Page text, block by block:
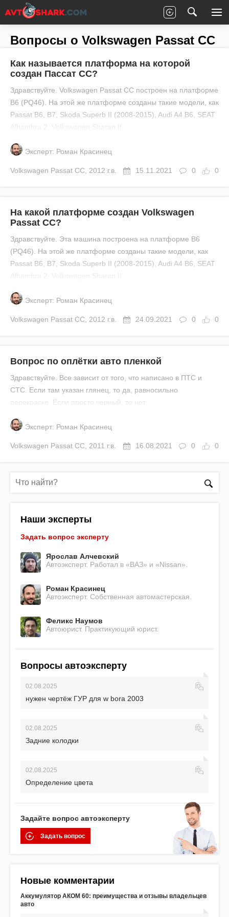
Главная Все вопросы Passat CC
Вопросы о Volkswagen Passat CC
Как называется платформа на которой
создан Пассат CC?
Здравствуйте. Volkswagen Passat CC построен на платформе
B6 (PQ46). На этой же платформе созданы такие модели, как
Passat B6, B7, Skoda Superb II (2008-2015), Audi A4 B6, SEAT
Alhambra 2, Volkswagen Sharan II.
Эксперт: Роман Красинец
Volkswagen Passat CC 2012 г.в. 15.11.2021 0 0
На какой платформе создан Volkswagen
Passat CC?
Здравствуйте. Эта машина построена на платформе B6
(PQ46). На этой же платформе созданы такие модели, как
Passat B6, B7, Skoda Superb II (2008-2015), Audi A4 B6, SEAT
Alhambra 2, Volkswagen Sharan II.
Эксперт: Роман Красинец
Volkswagen Passat CC 2012 г.в. 24.09.2021 0 0
Вопрос по оплётки авто пленкой
Здравствуйте. Все зависит от того, что написано в ПТС и
СТС. Если там указан глянец, то да, равносильно
перекраске. Если просто черный, то нет.
Эксперт: Роман Красинец
Volkswagen Passat CC 2011 г.в. 16.08.2021 0 0
Наши эксперты
Задать вопрос эксперту
Ярослав Алчевский
Автоэксперт. Работал в «ВАЗ» и «Nissan».
Роман Красинец
Автоэксперт. Собственная автомастерская.
Феликс Наумов
Автоюрист. Практикующий юрист.
Вопросы автоэксперту
02.08.2025
нужен чертёж ГУР для w bora 2003
02.08.2025
Задние колодки
02.08.2025
Определение цвета
Задайте вопрос автоэксперту
Задать вопрос
Новые комментарии
Аккумулятор АКОМ 60: преимущества и отзывы владельцев
авто